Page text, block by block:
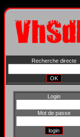
Recherche directe
Login
Mot de passe